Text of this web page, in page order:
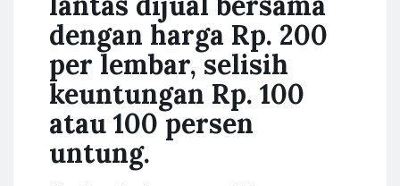
dengan harga Rp. 200
per lembar, selisih
keuntungan Rp. 100
atau 100 persen
untung.